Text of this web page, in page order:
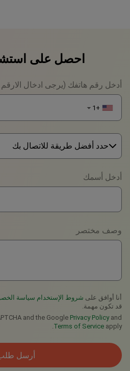
احصل على
أدخل رقم هاتفك (يرجى ادخال الارقم
+1
▼
حدد أفضل طريقة للاتصال بك
Phone
WhatsApp
Viber
Telegram
أدخل أسمك
وصف مختصر
أنا أوافق على شروط الإستخدام سياسة
قد تكون مهمة.
and the Google Privacy Policyand
Terms of Service apply.
أرسل